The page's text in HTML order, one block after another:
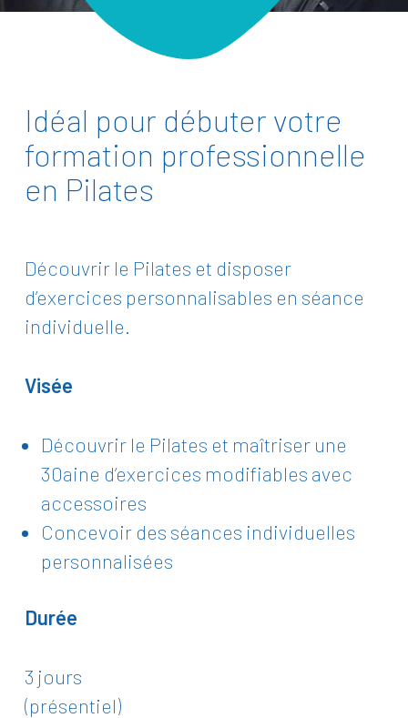
Idéal pour débuter votre
formation professionnelle
en Pilates
Découvrir le Pilates et disposer
d’exercices personnalisables en séance
individuelle.
Visée
Découvrir le Pilates et maîtriser une
30aine d’exercices modifiables avec
accessoires
Concevoir des séances individuelles
personnalisées
Durée
3 jours
(présentiel)